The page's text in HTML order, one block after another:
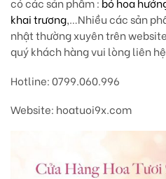
có các sản phẩm : bó hoa
khai trương,…Nhiều các sản
nhật thường xuyên trên
quý khách hàng vui lòng liên hệ
Hotline: 0799.060.996
Website: hoatuoi9x.com